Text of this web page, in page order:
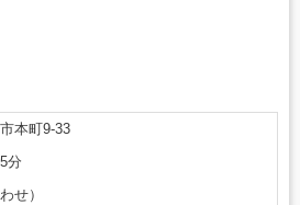
本町9-33
分
せ）